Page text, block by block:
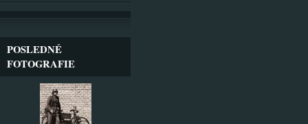
POSLEDNÉ
FOTOGRAFIE